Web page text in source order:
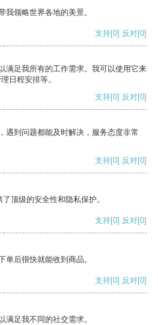
我领略世界各地的美景。
支持[0] 反对[0]
满足我所有的工作需求。我可以使用它来
日程安排等。
支持[0] 反对[0]
遇到问题都能及时解决，服务态度非常
支持[0] 反对[0]
顶级的安全性和隐私保护。
支持[0] 反对[0]
单后很快就能收到商品。
支持[0] 反对[0]
满足我不同的社交需求。